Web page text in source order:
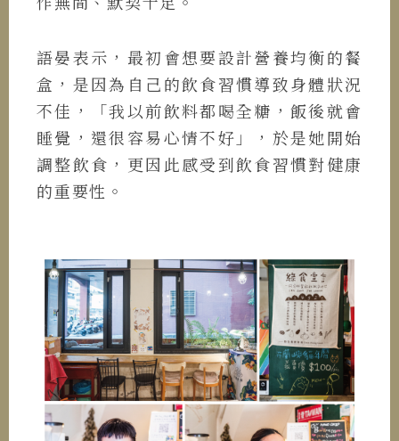
語晏表示，最初會想要設計營養均衡的餐
盒，是因為自己的飲食習慣導致身體狀況
不佳，「我以前飲料都喝全糖，飯後就會
睡覺，還很容易心情不好」，於是她開始
調整飲食，更因此感受到飲食習慣對健康
的重要性。